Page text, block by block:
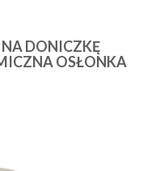
DONICZKĘ
OSŁONKA